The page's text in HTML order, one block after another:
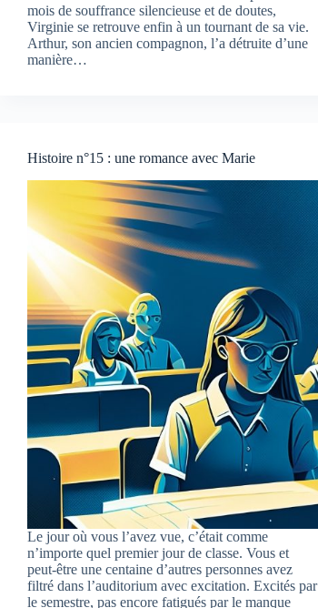
mois de souffrance silencieuse et de doutes,
Virginie se retrouve enfin à un tournant de sa vie.
Arthur, son ancien compagnon, l’a détruite d’une
manière…
Histoire n°15 : une romance avec Marie
Le jour où vous l’avez vue, c’était comme
n’importe quel premier jour de classe. Vous et
peut-être une centaine d’autres personnes avez
filtré dans l’auditorium avec excitation. Excités par
le semestre, pas encore fatigués par le manque